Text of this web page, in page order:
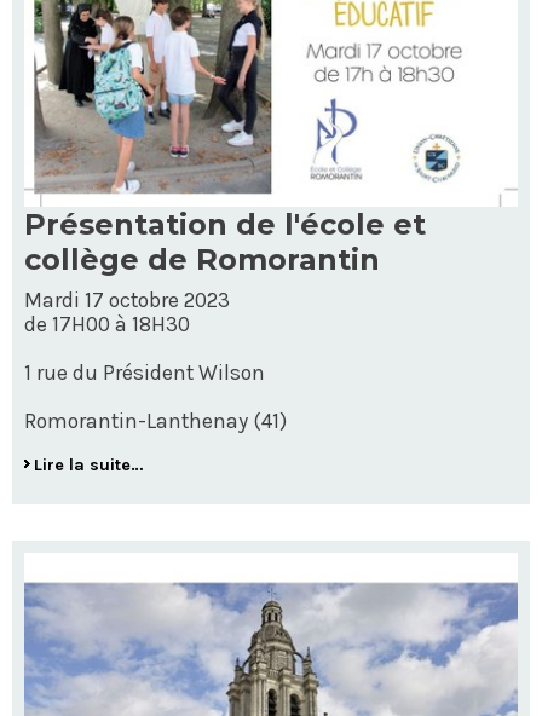
Présentation de l'école et
collège de Romorantin
Mardi 17 octobre 2023
de 17H00 à 18H30
1 rue du Président Wilson
Romorantin-Lanthenay (41)
Lire la suite…